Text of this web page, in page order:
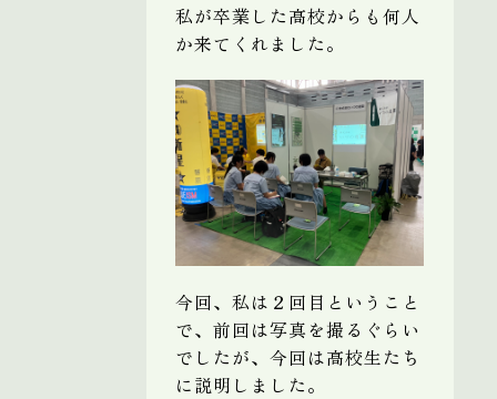
私が卒業した高校からも何人
か来てくれました。
今回、私は２回目ということ
で、前回は写真を撮るぐらい
でしたが、今回は高校生たち
に説明しました。